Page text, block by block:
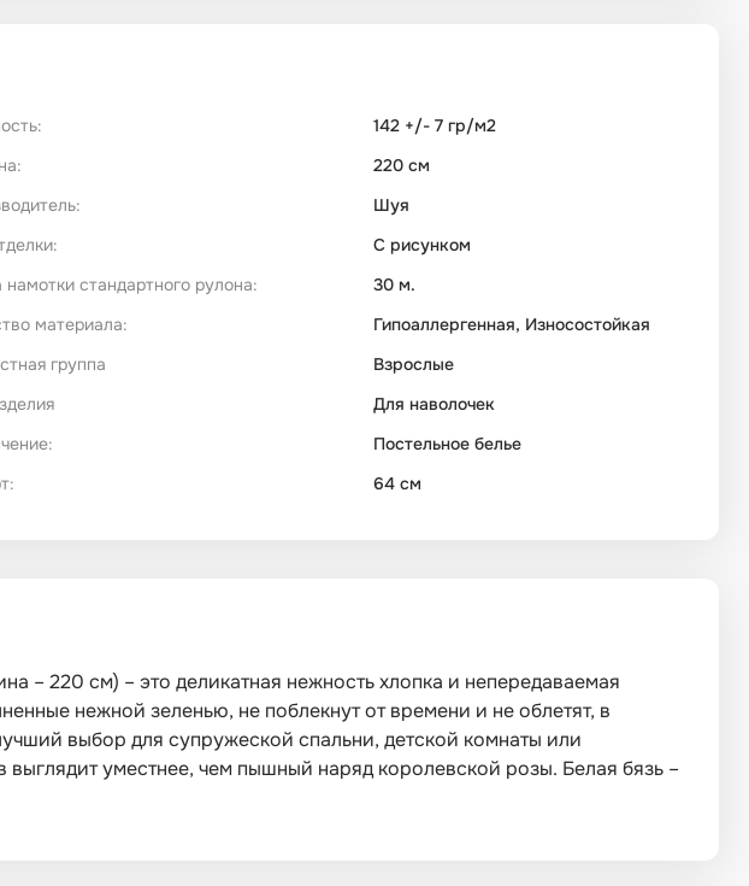
142 +/- 7 гр/м2
220 см
Шуя
С рисунком
стандартного рулона:
30 м.
материала:
Гипоаллергенная, Износостойкая
группа
Взрослые
Для наволочек
Постельное белье
64 см
– 220 см) – это деликатная нежность хлопка и непередаваемая
нежной зеленью, не поблекнут от времени и не облетят, в
выбор для супружеской спальни, детской комнаты или
уместнее, чем пышный наряд королевской розы. Белая бязь –